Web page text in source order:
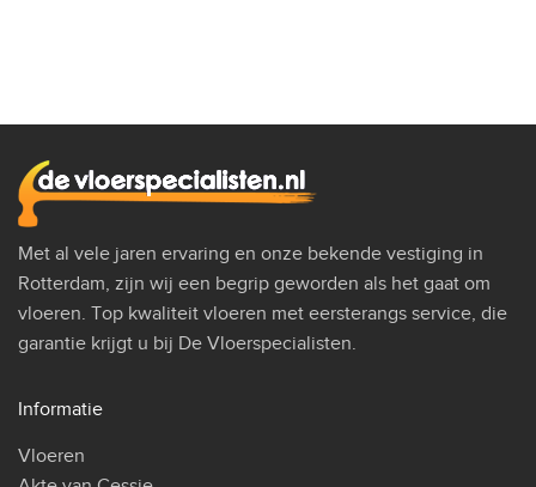
Met al vele jaren ervaring en onze bekende vestiging in
Rotterdam, zijn wij een begrip geworden als het gaat om
vloeren. Top kwaliteit vloeren met eersterangs service, die
garantie krijgt u bij De Vloerspecialisten.
Informatie
Vloeren